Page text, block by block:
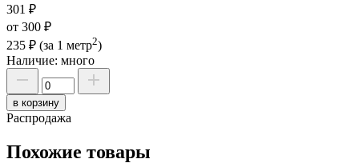
301 ₽
от 300 ₽
235 ₽ (за 1 метр2)
Наличие: много
в корзину
Распродажа
Похожие товары